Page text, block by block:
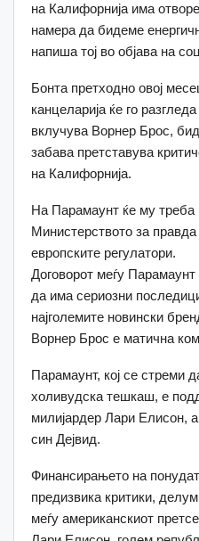
на Калифорнија има
намера да бидеме
напиша тој во објава на
Бонта претходно овој
канцеларија ќе го
вклучува Ворнер Брос,
забава претставува
на Калифорнија.
На Парамаунт ќе му треба
Министерството за
европските регулатори.
Договорот меѓу
да има сериозни
најголемите новински
Ворнер Брос е матична
Парамаунт, кој се стреми
холивудска тешкаш, е
милијардер Лари Елисон,
син Дејвид.
Финансирањето на
предизвика критики,
меѓу американскиот